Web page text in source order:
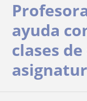
ayuda
clases